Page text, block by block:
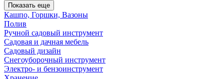
Показать еще
Кашпо, Горшки, Вазоны
Полив
Ручной садовый инструмент
Садовая и дачная мебель
Садовый дизайн
Снегоуборочный инструмент
Электро- и бензоинструмент